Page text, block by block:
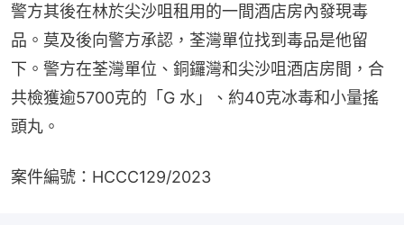
警方其後在林於尖沙咀租用的一間酒店房內發現毒
品。莫及後向警方承認，荃灣單位找到毒品是他留
下。警方在荃灣單位、銅鑼灣和尖沙咀酒店房間，合
共檢獲逾5700克的「G 水」、約40克冰毒和小量搖
頭丸。
案件編號：HCCC129/2023